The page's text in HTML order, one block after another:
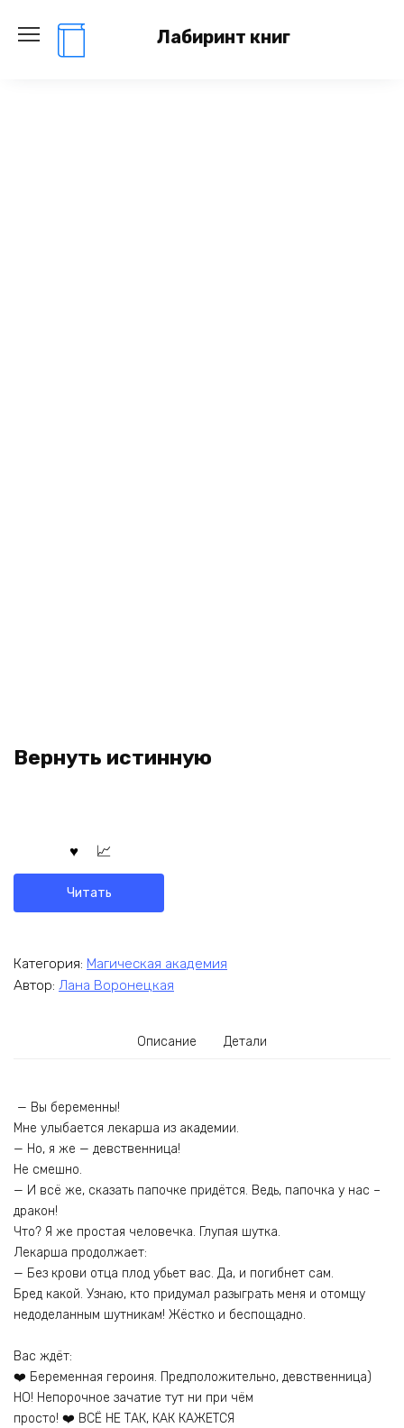
содержанию
Лабиринт книг
Вернуть истинную
Читать
Категория: Магическая академия
Автор: Лана Воронецкая
Описание Детали
— Вы беременны!
Мне улыбается лекарша из академии.
— Но, я же — девственница!
Не смешно.
— И всё же, сказать папочке придётся. Ведь, папочка у нас –
дракон!
Что? Я же простая человечка. Глупая шутка.
Лекарша продолжает:
— Без крови отца плод убьет вас. Да, и погибнет сам.
Бред какой. Узнаю, кто придумал разыграть меня и отомщу
недоделанным шутникам! Жёстко и беспощадно.
Вас ждёт:
❤️ Беременная героиня. Предположительно, девственница)
НО! Непорочное зачатие тут ни при чём
просто! ❤️ ВСЁ НЕ ТАК, КАК КАЖЕТСЯ